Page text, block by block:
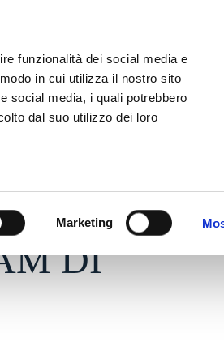
funzionalità dei social media e
in cui utilizza il nostro sito
social media, i quali potrebbero
dal suo utilizzo dei loro
Marketing
DI